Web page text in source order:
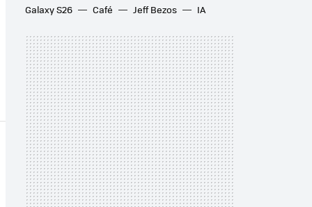
Galaxy S26
Café Jeff Bezos IA